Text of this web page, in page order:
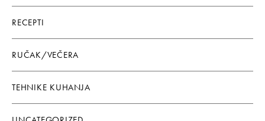
RECEPTI
RUČAK/VEČERA
TEHNIKE KUHANJA